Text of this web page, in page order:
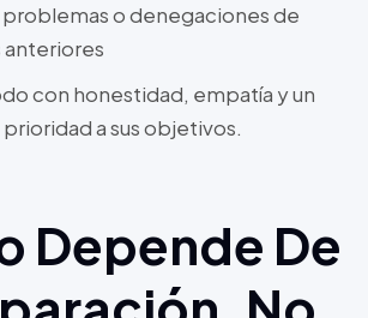
problemas o denegaciones de
con honestidad, empatía y un
a sus objetivos.
Depende De